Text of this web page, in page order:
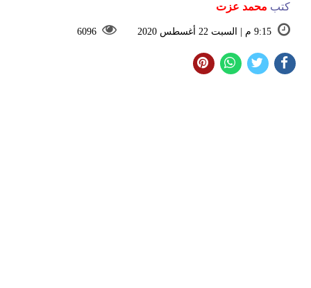
كتب محمد عزت
9:15 م | السبت 22 أغسطس 2020 6096